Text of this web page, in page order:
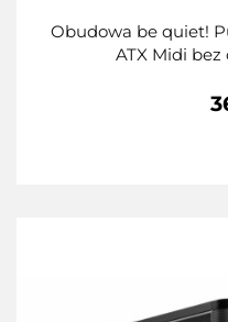
Obudowa be quiet!
ATX Midi bez